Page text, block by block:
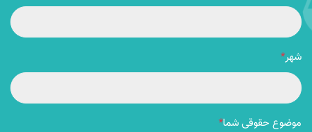
شهر*
موضوع حقوقی شما*